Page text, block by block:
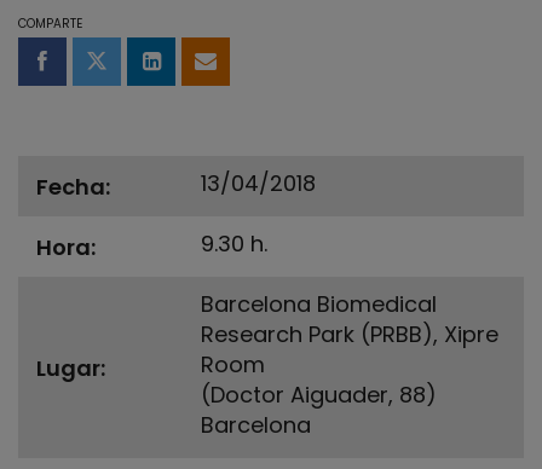
COMPARTE
Compartir en Facebook
Compartir en Twitter
Compartir en LinkedIn
Compartir por email
Fecha 13/04/2018
Hora 9.30 h.
Lugar
Barcelona Biomedical
Research Park (PRBB), Xipre
Room
(Doctor Aiguader, 88)
Barcelona